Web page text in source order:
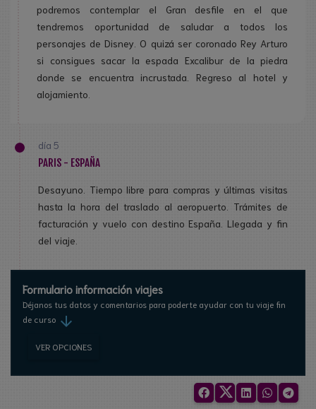
podremos contemplar el Gran desfile en el que
tendremos oportunidad de saludar a todos los
personajes de Disney. O quizá ser coronado Rey Arturo
si consigues sacar la espada Excalibur de la piedra
donde se encuentra incrustada. Regreso al hotel y
alojamiento.
día 5
PARIS - ESPAÑA
Desayuno. Tiempo libre para compras y últimas visitas
hasta la hora del traslado al aeropuerto. Trámites de
facturación y vuelo con destino España. Llegada y fin
del viaje.
Formulario información viajes
Déjanos tus datos y comentarios para poderte ayudar con tu viaje fin
de curso arrow_downward
VER OPCIONES